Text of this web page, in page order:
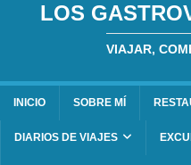
LOS
VIAJAR,
INICIO SOBRE MÍ
DIARIOS DE VIAJES